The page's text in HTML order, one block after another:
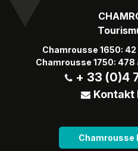
Chamrousse 1650:
Chamrousse 1750: 478
+ 33 (0)4
Kontakt
Chamrousse